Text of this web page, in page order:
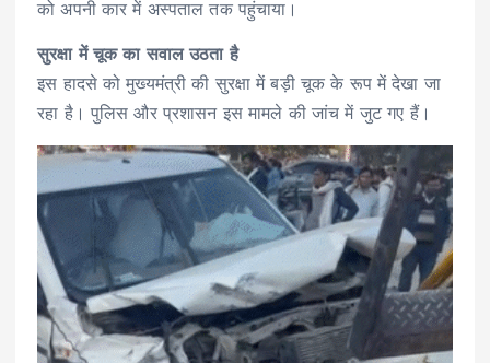
को अपनी कार में अस्पताल तक पहुंचाया।
सुरक्षा में चूक का सवाल उठता है
इस हादसे को मुख्यमंत्री की सुरक्षा में बड़ी चूक के रूप में देखा जा
रहा है। पुलिस और प्रशासन इस मामले की जांच में जुट गए हैं।